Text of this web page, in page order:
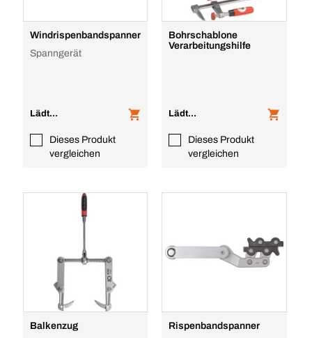
Windrispenbandspanner
Spanngerät
Lädt...
Dieses Produkt
vergleichen
Bohrschablone
Verarbeitungshilfe
Lädt...
Dieses Produkt
vergleichen
Balkenzug
Rispenbandspanner